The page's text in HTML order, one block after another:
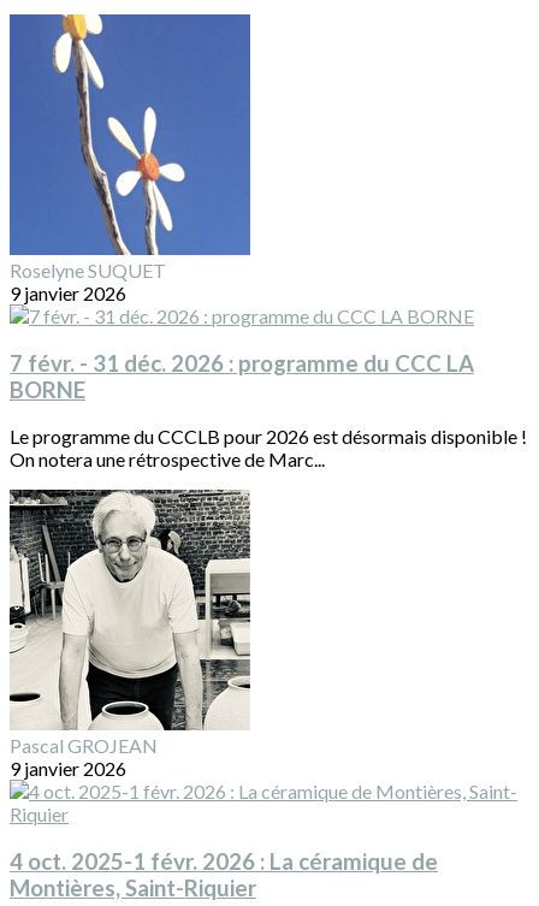
Roselyne SUQUET
9 janvier 2026
7 févr. - 31 déc. 2026 : programme du CCC LA
BORNE
Le programme du CCCLB pour 2026 est désormais disponible !
On notera une rétrospective de Marc...
Pascal GROJEAN
9 janvier 2026
4 oct. 2025-1 févr. 2026 : La céramique de
Montières, Saint-Riquier